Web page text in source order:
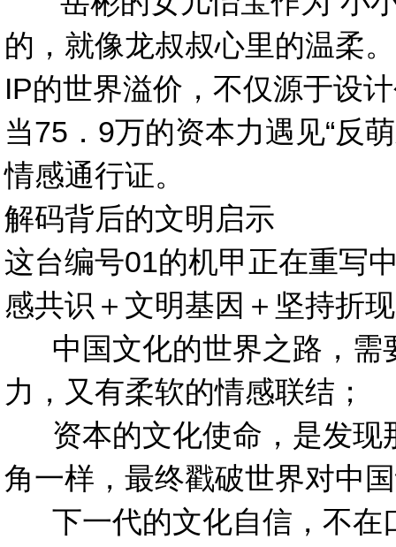
的，就像龙叔叔心里的温柔
IP的世界溢价，不仅源于设
当75．9万的资本力遇见“反
情感通行证。
解码背后的文明启示
这台编号01的机甲正在重写
感共识＋文明基因＋坚持折
中国文化的世界之路，需
力，又有柔软的情感联结；
资本的文化使命，是发现
角一样，最终戳破世界对中
下一代的文化自信，不在